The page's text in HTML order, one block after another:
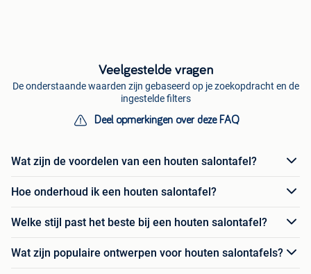
Veelgestelde vragen
De onderstaande waarden zijn gebaseerd op je zoekopdracht en de
ingestelde filters
Deel opmerkingen over deze FAQ
Wat zijn de voordelen van een houten salontafel?
Hoe onderhoud ik een houten salontafel?
Welke stijl past het beste bij een houten salontafel?
Wat zijn populaire ontwerpen voor houten salontafels?